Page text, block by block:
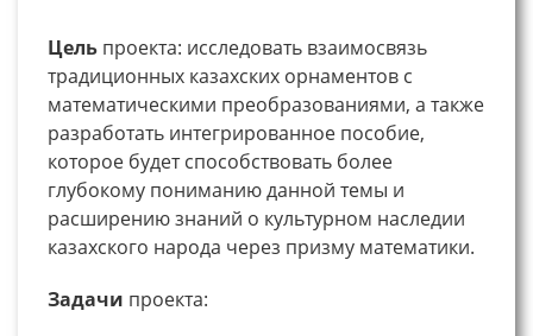
Цель проекта: исследовать взаимосвязь
традиционных казахских орнаментов с
математическими преобразованиями, а также
разработать интегрированное пособие,
которое будет способствовать более
глубокому пониманию данной темы и
расширению знаний о культурном наследии
казахского народа через призму математики.
Задачи проекта: